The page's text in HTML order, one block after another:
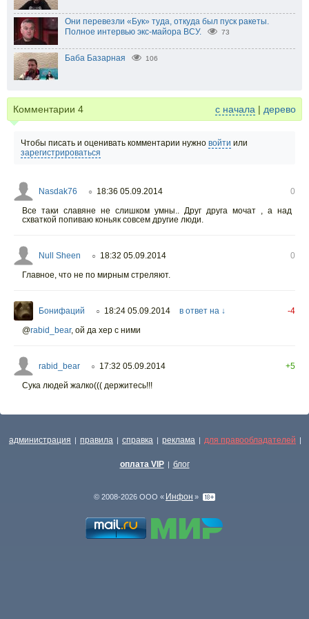
Они перевезли «Бук» туда, откуда был пуск ракеты.
Полное интервью экс-майора ВСУ.
73
Баба Базарная 106
Комментарии 4 с начала | дерево
Чтобы писать и оценивать комментарии нужно войти или
зарегистрироваться
Nasdak76 ○ 18:36 05.09.2014
0
Все таки славяне не слишком умны.. Друг друга мочат , а над
схваткой попиваю коньяк совсем другие люди.
Null Sheen ○ 18:32 05.09.2014
0
Главное, что не по мирным стреляют.
Бонифаций ○ 18:24 05.09.2014 в ответ на ↓
-4
@rabid_bear, ой да хер с ними
rabid_bear ○ 17:32 05.09.2014
+5
Сука людей жалко((( держитесь!!!
администрация | правила | справка | реклама | для правообладателей |
оплата VIP | блог
© 2008-2026 ООО « Инфон »